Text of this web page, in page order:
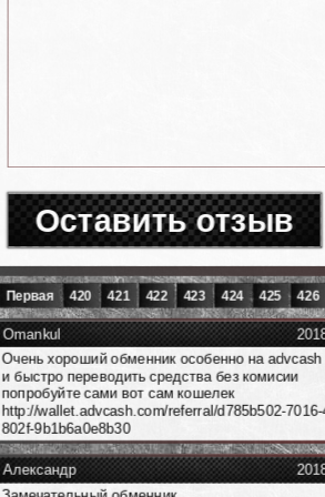
Оставить отзыв
Первая 420 421 422 423 424 425 426
Omankul
Очень хороший обменник особенно на advcash
и быстро переводить средства без комисии
попробуйте сами вот сам кошелек
http://wallet.advcash.com/referral/d785b502-
802f-9b1b6a0e8b30
Александр